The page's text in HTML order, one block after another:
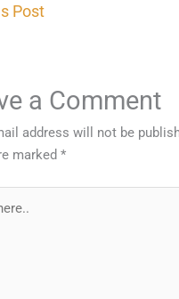
Post
a Comment
address will not be
marked*